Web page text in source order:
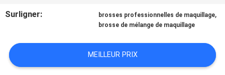
PRIVACY
Surligner:
brosses professionnelles de maquillage,
brosse de mélange de maquillage
MEILLEUR PRIX